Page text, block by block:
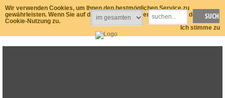
Wir verwenden Cookies, um Ihnen den bestmöglichen Service zu
gewährleisten. Wenn Sie auf der Seite weitersurfen stimmen Sie der
Cookie-Nutzung zu.
Ich stimme zu